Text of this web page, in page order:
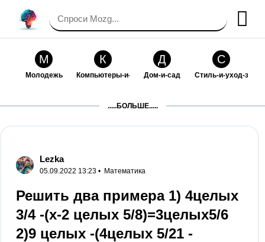
М
Молодежь
К
Компьютеры-и-электроника
Д
Дом-и-сад
С
Стиль-и-уход-за-
И
Искусство-и-развлечения
В
Здоровье
Ф
Финансы-и-бизнес
П
Питомцы-и-животные
О
Образование
О
.....БОЛЬШЕ.....
Lezka
05.09.2022 13:23 • Математика
Решить два примера 1) 4целых
3/4 -(x-2 целых 5/8)=3целых5/6
2)9 целых -(4целых 5/21 -